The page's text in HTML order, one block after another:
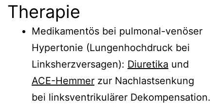
Therapie
Medikamentös bei pulmonal-venöser
Hypertonie (Lungenhochdruck bei
Linksherzversagen): Diuretika und
ACE-Hemmer zur Nachlastsenkung
bei linksventrikulärer Dekompensation.